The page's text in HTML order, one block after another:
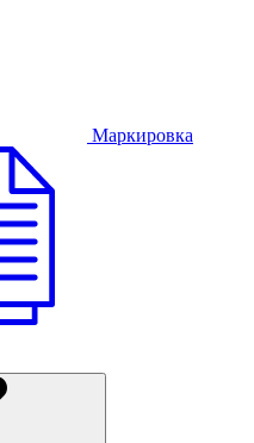
Маркировка